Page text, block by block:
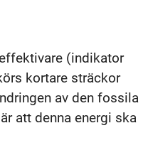
(indikator
kortare sträckor
av den fossila
att denna energi ska